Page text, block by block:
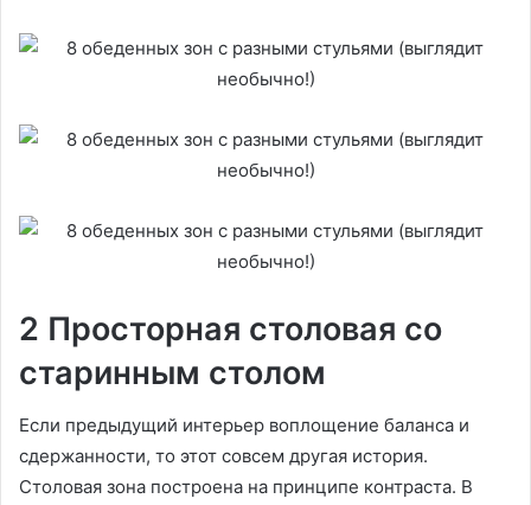
2 Просторная столовая со
старинным столом
Если предыдущий интерьер воплощение баланса и
сдержанности, то этот совсем другая история.
Столовая зона построена на принципе контраста. В